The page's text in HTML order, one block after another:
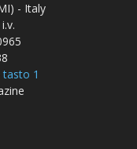
- Italy
tasto 1